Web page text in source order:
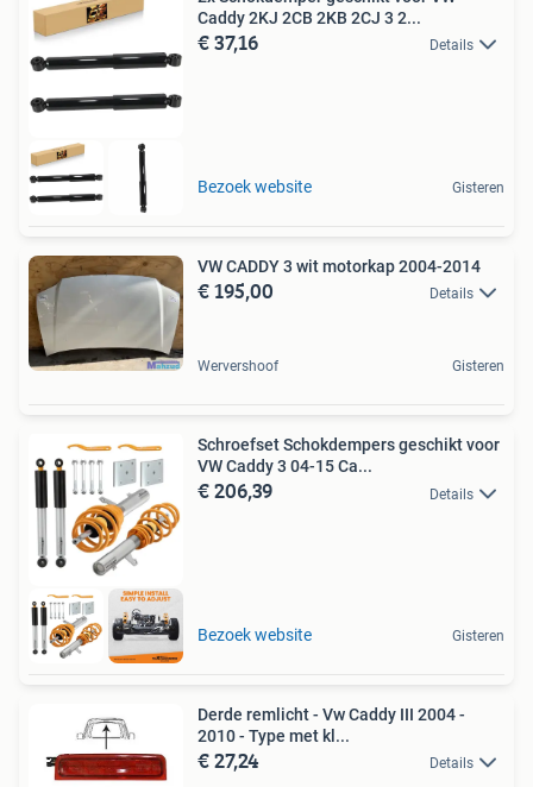
Caddy 2KJ 2CB 2KB 2CJ 3 2...
€ 37,16 Details
Bezoek website Gisteren
VW CADDY 3 wit motorkap 2004-2014
€ 195,00 Details
Wervershoof Gisteren
Schroefset Schokdempers geschikt voor
VW Caddy 3 04-15 Ca...
€ 206,39 Details
Bezoek website Gisteren
Derde remlicht - Vw Caddy III 2004 -
2010 - Type met kl...
€ 27,24 Details